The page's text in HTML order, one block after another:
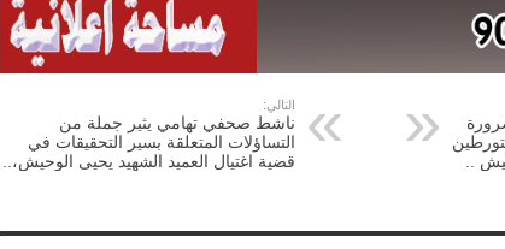
..
التالي:
ناشط صحفي تهامي يثير جملة من
التساؤلات المتعلقة بسير التحقيقات في
قضية اغتيال العميد الشهيد يحيى الوحيش،..